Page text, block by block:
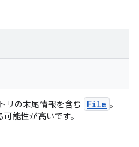
リの末尾情報を含む File 。
能性が高いです。